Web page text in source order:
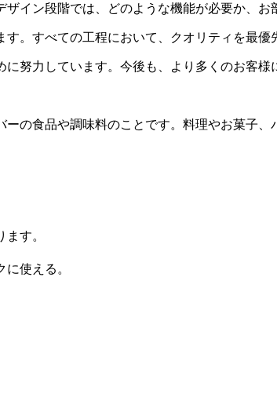
イン段階では、どのような機能が必要か、お
。すべての工程において、クオリティを最優
努力しています。今後も、より多くのお客様
の食品や調味料のことです。料理やお菓子
す。
使える。